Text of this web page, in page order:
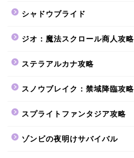
シャドウブライド
ジオ：魔法スクロール商人攻略
ステラアルカナ攻略
スノウブレイク：禁域降臨攻略
スプライトファンタジア攻略
ゾンビの夜明けサバイバル